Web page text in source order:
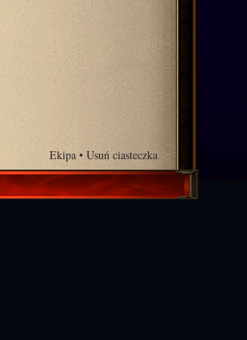
Ekipa • Usuń ciasteczka